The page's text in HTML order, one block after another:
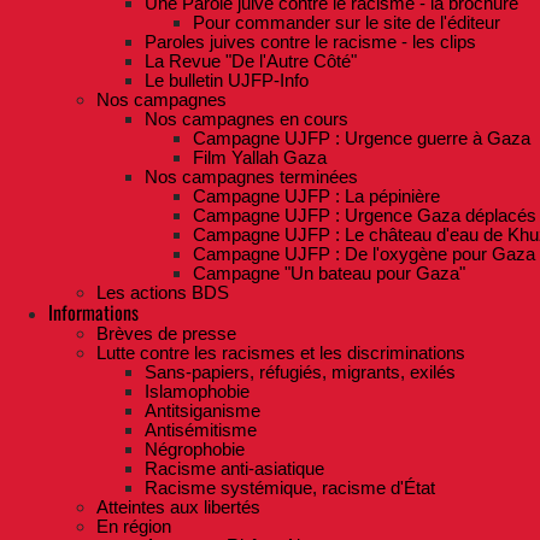
Pour commander sur le site de l'éditeur
Paroles juives contre le racisme - les clips
La Revue "De l'Autre Côté"
Le bulletin UJFP-Info
Nos campagnes
Nos campagnes en cours
Campagne UJFP : Urgence guerre à Gaza
Film Yallah Gaza
Nos campagnes terminées
Campagne UJFP : La pépinière
Campagne UJFP : Urgence Gaza déplacés
Campagne UJFP : Le château d'eau de
Campagne UJFP : De l'oxygène pour Gaza
Campagne "Un bateau pour Gaza"
Les actions BDS
Informations
Brèves de presse
Lutte contre les racismes et les discriminations
Sans-papiers, réfugiés, migrants, exilés
Islamophobie
Antitsiganisme
Antisémitisme
Négrophobie
Racisme anti-asiatique
Racisme systémique, racisme d'État
Atteintes aux libertés
En région